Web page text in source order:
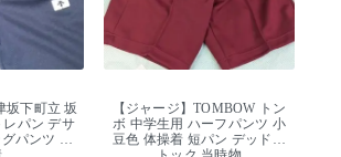
坂下町立 坂
パン デサ
パンツ 運
【ジャージ】TOMBOW トン
ボ 中学生用 ハーフパンツ 小
豆色 体操着 短パン デッドス